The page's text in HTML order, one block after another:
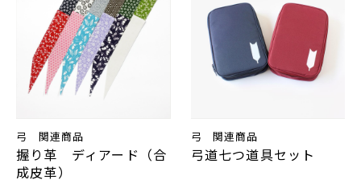
弓 関連商品
握り革 ディアード（合
成皮革）
弓 関連商品
弓道七つ道具セット